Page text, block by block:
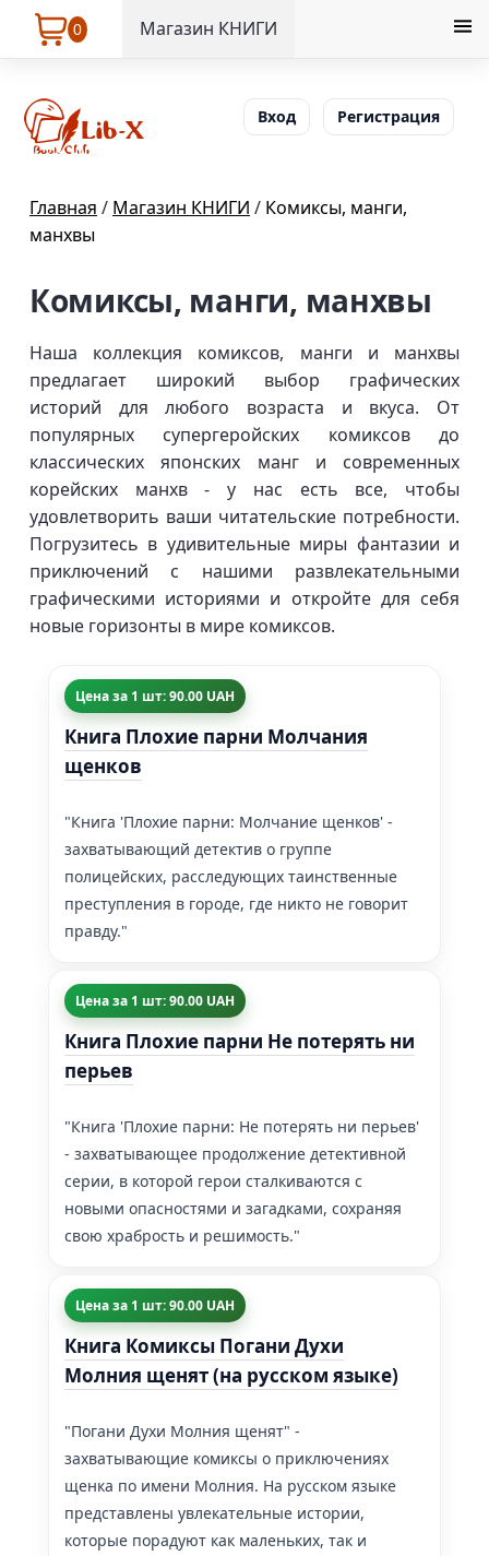
0 Магазин КНИГИ
Вход Регистрация
Главная / Магазин КНИГИ / Комиксы, манги,
манхвы
Комиксы, манги, манхвы
Наша коллекция комиксов, манги и манхвы
предлагает широкий выбор графических
историй для любого возраста и вкуса. От
популярных супергеройских комиксов до
классических японских манг и современных
корейских манхв - у нас есть все, чтобы
удовлетворить ваши читательские потребности.
Погрузитесь в удивительные миры фантазии и
приключений с нашими развлекательными
графическими историями и откройте для себя
новые горизонты в мире комиксов.
Цена за 1 шт: 90.00 UAH
Книга Плохие парни Молчания
щенков
"Книга 'Плохие парни: Молчание щенков' -
захватывающий детектив о группе
полицейских, расследующих таинственные
преступления в городе, где никто не говорит
правду."
Цена за 1 шт: 90.00 UAH
Книга Плохие парни Не потерять ни
перьев
"Книга 'Плохие парни: Не потерять ни перьев'
- захватывающее продолжение детективной
серии, в которой герои сталкиваются с
новыми опасностями и загадками, сохраняя
свою храбрость и решимость."
Цена за 1 шт: 90.00 UAH
Книга Комиксы Погани Духи
Молния щенят (на русском языке)
"Погани Духи Молния щенят" -
захватывающие комиксы о приключениях
щенка по имени Молния. На русском языке
представлены увлекательные истории,
которые порадуют как маленьких, так и